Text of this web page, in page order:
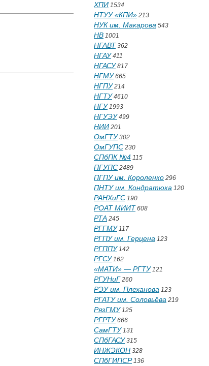
ХПИ 1534
НТУУ «КПИ» 213
НУК им. Макарова 543
НВ 1001
НГАВТ 362
НГАУ411
НГАСУ817
НГМУ665
НГПУ214
НГТУ4610
НГУ1993
НГУЭУ499
НИИ 201
ОмГТУ302
ОмГУПС 230
СПбПК №4 115
ПГУПС 2489
ПГПУ им. Короленко 296
ПНТУ им. Кондратюка 120
РАНХиГС 190
РОАТ МИИТ 608
РТА 245
РГГМУ117
РГПУ им. Герцена 123
РГППУ142
РГСУ162
«МАТИ» — РГТУ121
РГУНиГ 260
РЭУ им. Плеханова 123
РГАТУ им. Соловьёва 219
РязГМУ125
РГРТУ666
СамГТУ131
СПбГАСУ315
ИНЖЭКОН 328
СПбГИПСР136